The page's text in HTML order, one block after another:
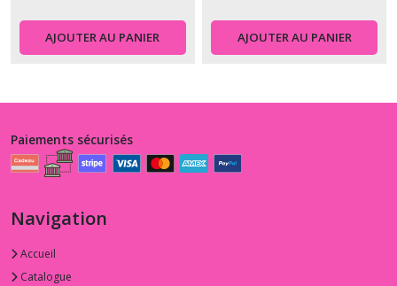
AJOUTER AU PANIER AJOUTER AU PANIER
Paiements sécurisés
Navigation
Accueil
Catalogue